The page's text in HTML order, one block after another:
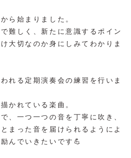
ら始まりました。
難しく、新たに意識するポイン
大切なのか身にしみてわかりま
れる定期演奏会の練習を行いま
かれている楽曲。
、一つ一つの音を丁寧に吹き、
まった音を届けられるようによ
んでいきたいです💪